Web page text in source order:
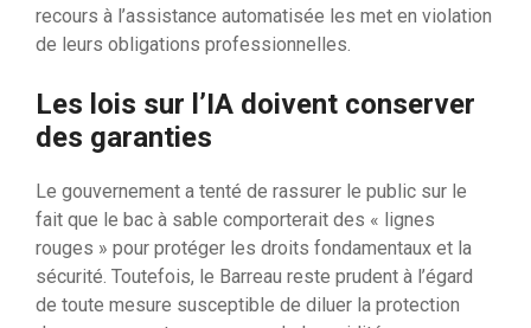
recours à l’assistance automatisée les met en violation
de leurs obligations professionnelles.
Les lois sur l’IA doivent conserver
des garanties
Le gouvernement a tenté de rassurer le public sur le
fait que le bac à sable comporterait des « lignes
rouges » pour protéger les droits fondamentaux et la
sécurité. Toutefois, le Barreau reste prudent à l’égard
de toute mesure susceptible de diluer la protection